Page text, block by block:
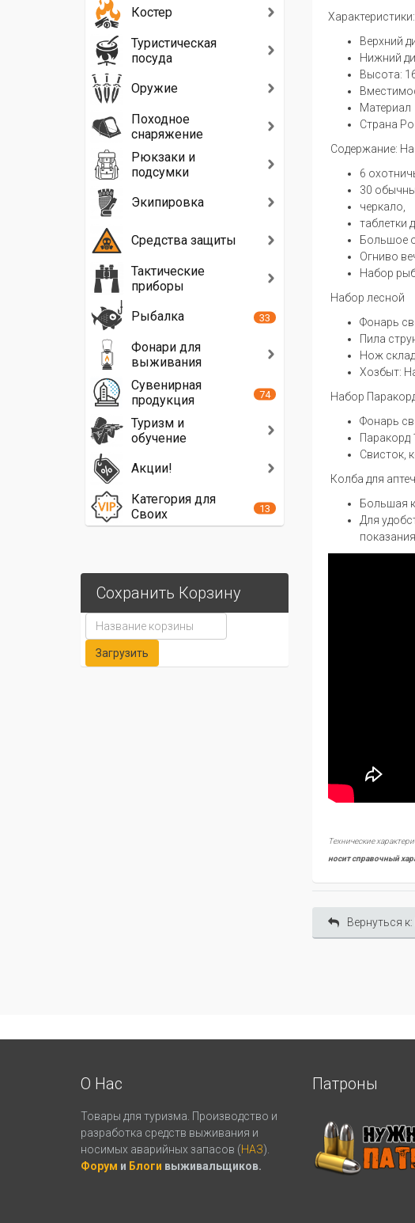
Характеристики:
Верхний
Нижний
Высота:
Материал
Страна
Содержание:
6
30
черкало,
таблетки
Большое
Огниво
Набор
Набор лесной
Фонарь
Пила
Нож
Хозбыт:
Набор
Фонарь
Паракорд
Свисток,
Колба для
Большая
Для
Технические
носит справочный
Вернуться
Костер
Туристическая
посуда
Оружие
Походное
снаряжение
Рюкзаки и
подсумки
Экипировка
Средства защиты
Тактические
приборы
Рыбалка
33
Фонари для
выживания
Сувенирная
продукция
74
Туризм и
обучение
Акции!
Категория для
Своих
13
Сохранить Корзину
О Нас
Товары для туризма. Производство и
разработка средств выживания и
носимых аварийных запасов (НАЗ).
Форум и Блоги выживальщиков.
Патроны